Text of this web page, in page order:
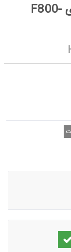
هات پليت مگنت دیجیتال سری F800-